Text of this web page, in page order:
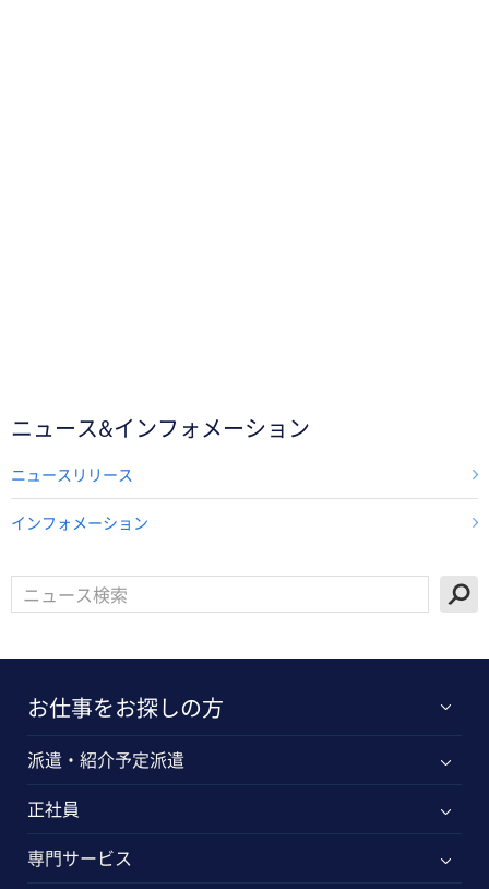
ニュース&インフォメーション
ニュースリリース
インフォメーション
お仕事をお探しの方
派遣・紹介予定派遣
正社員
専門サービス